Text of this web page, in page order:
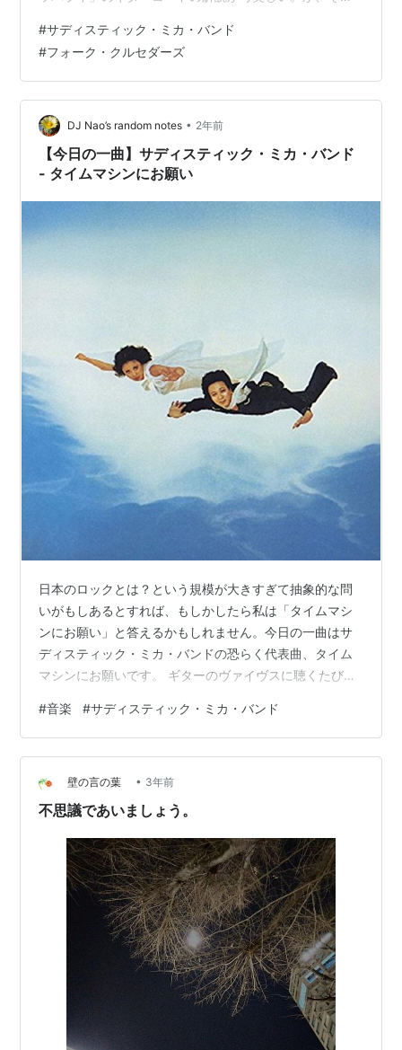
は北山修によって滔々と語られる。時代を先取り、とい
うのは戦略やマーケティングではなく主体的な活動であ
ったのだと。 狂気の天才、鬼才ではなく、センスとブレ
ない美意識。軽くなり過ぎず重くならないバランス。 同
時代を生きた高橋幸宏の映像と言葉、音声のみ証言の坂
本龍一もこの世にいない。早逝した大村…
#サディスティック・ミカ・バンド
#フォーク・クルセダーズ
DJ Nao’s random notes • 2年前
【今日の一曲】サディスティック・ミカ・バンド
- タイムマシンにお願い
日本のロックとは？という規模が大きすぎて抽象的な問
いがもしあるとすれば、もしかしたら私は「タイムマシ
ンにお願い」と答えるかもしれません。今日の一曲はサ
ディスティック・ミカ・バンドの恐らく代表曲、タイム
マシンにお願いです。 ギターのヴァイヴスに聴くたびに
かけてどんどん成長していると思いますが、50年前のこ
のヴァイヴスにはどうしたって敵わないですね。 ドラム
スは昨年他界された高橋幸宏さんだそうな。サディステ
ィック・ミカ・バンドのドラムスは時期によってつのだ
ひろさんだったりもするようです。 過去記事も宜しかっ
#音楽 #サディスティック・ミカ・バンド
壁の言の葉 • 3年前
不思議であいましょう。